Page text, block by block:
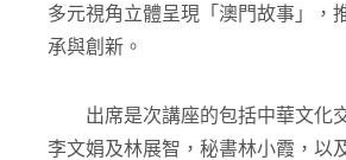
多元視角立體呈現「澳門故事」，
承與創新。
出席是次講座的包括中華文化
李文娟及林展智，秘書林小霞，以